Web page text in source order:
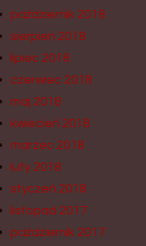
październik 2018
sierpień 2018
lipiec 2018
czerwiec 2018
maj 2018
kwiecień 2018
marzec 2018
luty 2018
styczeń 2018
listopad 2017
październik 2017